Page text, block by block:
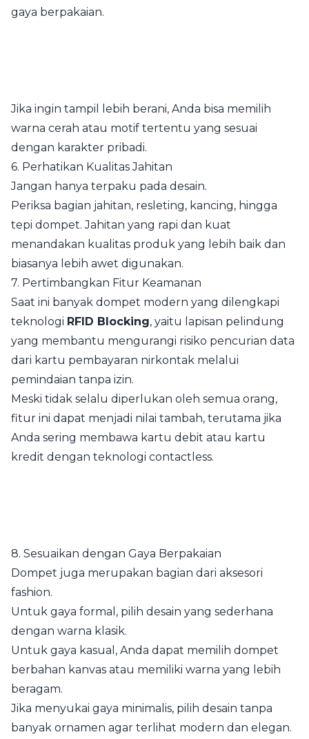
gaya berpakaian.
Jika ingin tampil lebih berani, Anda bisa memilih
warna cerah atau motif tertentu yang sesuai
dengan karakter pribadi.
6. Perhatikan Kualitas Jahitan
Jangan hanya terpaku pada desain.
Periksa bagian jahitan, resleting, kancing, hingga
tepi dompet. Jahitan yang rapi dan kuat
menandakan kualitas produk yang lebih baik dan
biasanya lebih awet digunakan.
7. Pertimbangkan Fitur Keamanan
Saat ini banyak dompet modern yang dilengkapi
teknologi RFID Blocking, yaitu lapisan pelindung
yang membantu mengurangi risiko pencurian data
dari kartu pembayaran nirkontak melalui
pemindaian tanpa izin.
Meski tidak selalu diperlukan oleh semua orang,
fitur ini dapat menjadi nilai tambah, terutama jika
Anda sering membawa kartu debit atau kartu
kredit dengan teknologi contactless.
8. Sesuaikan dengan Gaya Berpakaian
Dompet juga merupakan bagian dari aksesori
fashion.
Untuk gaya formal, pilih desain yang sederhana
dengan warna klasik.
Untuk gaya kasual, Anda dapat memilih dompet
berbahan kanvas atau memiliki warna yang lebih
beragam.
Jika menyukai gaya minimalis, pilih desain tanpa
banyak ornamen agar terlihat modern dan elegan.